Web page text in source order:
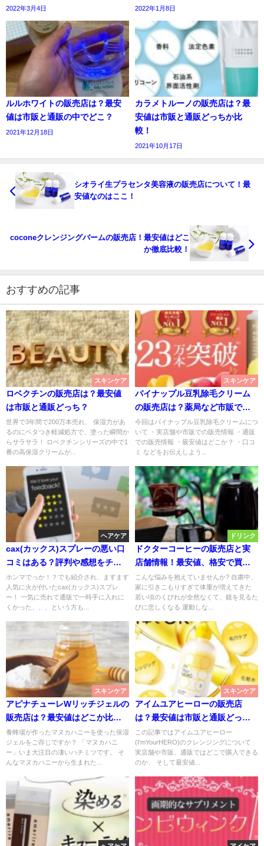
2022年3月4日 2022年1月8日
ルルホワイトの販売店は？最安
値は市販と通販の中でどこ？
2021年12月18日
カラメトルーノの販売店は？最
安値は市販と通販どっちか比
較！
2021年10月17日
シオライ生プラセンタ美容液の販売店について！最
安値なのはここ！
coconeクレンジングバームの販売店！最安値はどこ
か徹底比較！
おすすめの記事
スキンケア
ロベクチンの販売店は？最安値
は市販と通販どっち？
世界で3年間で200万本売れ、 保湿力があ
るのにベタつき軽減処方で、塗った瞬間か
らサラサラ！ ロベクチンシリーズの中で1
番の高保湿クリームが...
スキンケア
パイナップル豆乳除毛クリーム
の販売店は？薬局など市販で売
っている？
今回はパイナップル豆乳除毛クリームにつ
いて ・実店舗や市販での販売情報 ・通販
での販売情報 ・最安値はどこか？ ・口コ
ミ などをお伝えしよう...
ヘアケア
cax(カックス)スプレーの悪い口
コミはある？評判や感想をチェ
ック！
ホンマでっか！？でも紹介され、ますます
人気に火が付いたcax(カックス)スプレ
ー！ 一気に売れて通販で一時手に入れに
くかった、、、という方も...
ドリンク
ドクターコーヒーの販売店と実
店舗情報！最安値、格安で買う
方法も！
こんな悩みを抱えていませんか? 自粛中、
家に引きこもりすぎて体重が増えてきた
若い頃のくびれが全然なくて、鏡を見るた
びに悲しくなる 運動しな...
スキンケア
アピナチューレWリッチジェルの
販売店は？最安値はどこか比
較！
養蜂場が作ったマヌカハニーを使った保湿
ジェルをご存じですか？ 「マヌカハニ
ー」いま大注目の凄いハチミツです。 そ
んなマヌカハニーから生まれた...
スキンケア
アイムユアヒーローの販売店
は？最安値は市販と通販どっ
ち？
この記事ではアイムユアヒーロー
(I'mYourHERO)のクレンジングについて
実店舗や市販、通販ではどこで購入できる
のか、 そして最安値...